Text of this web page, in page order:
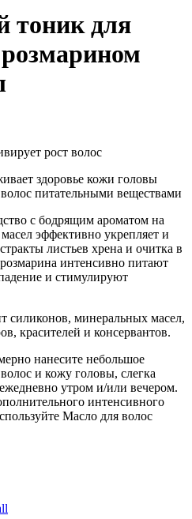
тоник для
розмарином
рост волос
здоровье кожи головы
питательными веществами
с бодрящим ароматом на
эффективно укрепляет и
листьев хрена и очитка в
интенсивно питают
и стимулируют
силиконов, минеральных масел,
красителей и консервантов.
нанесите небольшое
и кожу головы, слегка
утром и/или вечером.
интенсивного
Масло для волос